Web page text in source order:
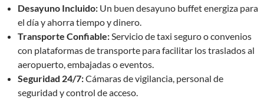
Desayuno Incluido: Un buen desayuno buffet energiza para
el día y ahorra tiempo y dinero.
Transporte Confiable:Servicio de taxi seguro o convenios
con plataformas de transporte para facilitar los traslados al
aeropuerto, embajadas o eventos.
Seguridad 24/7:Cámaras de vigilancia, personal de
seguridad y control de acceso.